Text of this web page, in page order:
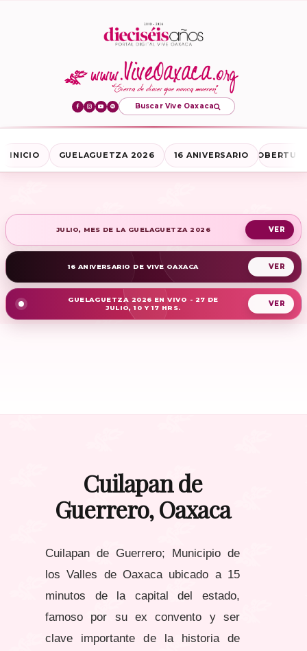
Buscar Vive Oaxaca
INICIO GUELAGUETZA 2026 16 ANIVERSARIO
JULIO, MES DE LA GUELAGUETZA 2026
16 ANIVERSARIO DE VIVE OAXACA
GUELAGUETZA 2026 EN VIVO - 27 DE
JULIO, 10 Y 17 HRS.
Cuilapan de
Guerrero, Oaxaca
Cuilapan de Guerrero; Municipio de
los Valles de Oaxaca ubicado a 15
minutos de la capital del estado,
famoso por su ex convento y ser
clave importante de la historia de